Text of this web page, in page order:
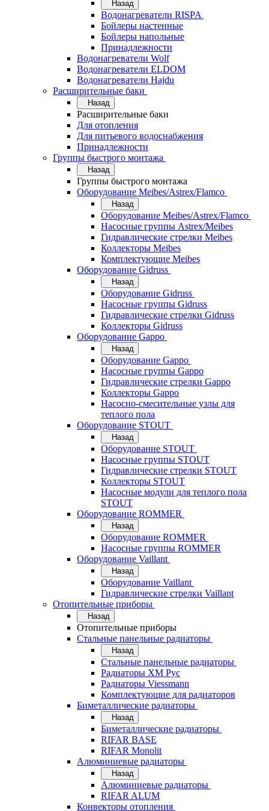
Назад
Водонагреватели RISPA
Бойлеры настенные
Бойлеры напольные
Принадлежности
Водонагреватели Wolf
Водонагреватели ELDOM
Водонагреватели Hajdu
Расширительные баки
Назад
Расширительные баки
Для отопления
Для питьевого водоснабжения
Принадлежности
Группы быстрого монтажа
Назад
Группы быстрого монтажа
Оборудование Meibes/Astrex/Flamco
Назад
Оборудование Meibes/Astrex/Flamco
Насосные группы Astrex/Meibes
Гидравлические стрелки Meibes
Коллекторы Meibes
Комплектующие Meibes
Оборудование Gidruss
Назад
Оборудование Gidruss
Насосные группы Gidruss
Гидравлические стрелки Gidruss
Коллекторы Gidruss
Оборудование Gappo
Назад
Оборудование Gappo
Насосные группы Gappo
Гидравлические стрелки Gappo
Коллекторы Gappo
Насосно-смесительные узлы для
теплого пола
Оборудование STOUT
Назад
Оборудование STOUT
Насосные группы STOUT
Гидравлические стрелки STOUT
Коллекторы STOUT
Насосные модули для теплого пола
STOUT
Оборудование ROMMER
Назад
Оборудование ROMMER
Насосные группы ROMMER
Оборудование Vaillant
Назад
Оборудование Vaillant
Гидравлические стрелки Vaillant
Отопительные приборы
Назад
Отопительные приборы
Стальные панельные радиаторы
Назад
Стальные панельные радиаторы
Радиаторы ХМ Рус
Радиаторы Viessmann
Комплектующие для радиаторов
Биметаллические радиаторы
Назад
Биметаллические радиаторы
RIFAR BASE
RIFAR Monolit
Алюминиевые радиаторы
Назад
Алюминиевые радиаторы
RIFAR ALUM
Конвекторы отопления